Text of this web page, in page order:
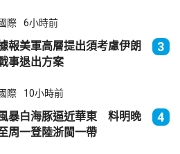
際 6小時前
報美軍高層提出須考慮伊朗
事退出方案
3
際 10小時前
暴白海豚逼近華東 料明晚
周一登陸浙閩一帶
4